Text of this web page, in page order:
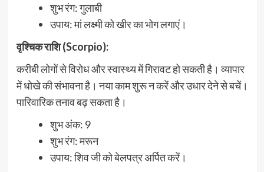
शुभ रंग: गुलाबी
उपाय: मां लक्ष्मी को खीर का भोग लगाएं।
वृश्चिक राशि (Scorpio):
करीबी लोगों से विरोध और स्वास्थ्य में गिरावट हो सकती है। व्यापार
में धोखे की संभावना है। नया काम शुरू न करें और उधार देने से बचें।
पारिवारिक तनाव बढ़ सकता है।
शुभ अंक: 9
शुभ रंग: मरून
उपाय: शिव जी को बेलपत्र अर्पित करें।